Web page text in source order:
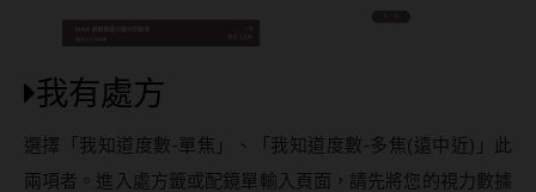
我有處方
選擇「我知道度數-單焦」、「我知道度數-多焦(遠中近)」此
兩項者。進入處方籤或配鏡單輸入頁面，請先將您的視力數據